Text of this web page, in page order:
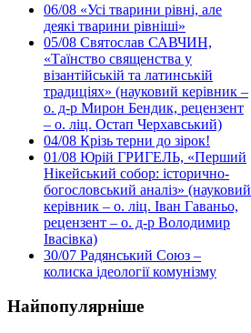
06/08 «Усі тварини рівні, але
деякі тварини рівніші»
05/08 Святослав САВЧИН,
«Таїнство священства у
візантійській та латинській
традиціях» (науковий керівник –
о. д-р Мирон Бендик, рецензент
– о. ліц. Остап Черхавський)
04/08 Крізь терни до зірок!
01/08 Юрій ГРИГЕЛЬ, «Перший
Нікейський собор: історично-
богословський аналіз» (науковий
керівник – о. ліц. Іван Гаваньо,
рецензент – о. д-р Володимир
Івасівка)
30/07 Радянський Союз –
колиска ідеології комунізму
Найпопулярніше